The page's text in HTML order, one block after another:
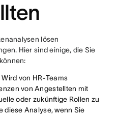
lösen
Hier sind einige, die Sie
Wird von HR-Teams
von Angestellten mit
oder zukünftige Rollen zu
diese Analyse, wenn Sie